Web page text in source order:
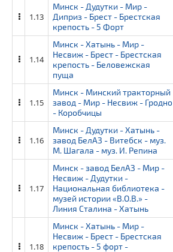
1.13
Минск - Дудутки - Мир -
Диприз - Брест - Брестская
крепость - 5 Форт
1.14
Минск - Хатынь - Мир -
Несвиж - Брест - Брестская
крепость - Беловежская
пуща
1.15
Минск - Минский тракторный
завод - Мир - Несвиж - Гродно
- Коробчицы
1.16
Минск - Дудутки - Хатынь -
завод БелАЗ - Витебск - муз.
М. Шагала - муз. И. Репина
1.17
Минск - завод БелАЗ - Мир -
Несвиж - Дудутки -
Национальная библиотека -
музей истории «В.О.В.» -
Линия Сталина - Хатынь
1.18
Минск - Хатынь - Мир -
Несвиж - Брест - Брестская
крепость - 5 форт -